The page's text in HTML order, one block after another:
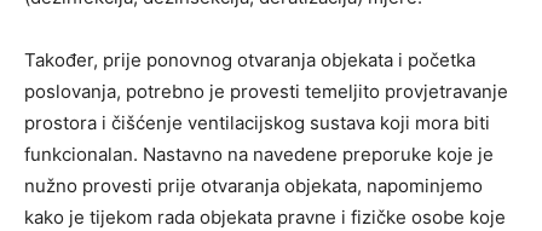
Također, prije ponovnog otvaranja objekata i početka
poslovanja, potrebno je provesti temeljito provjetravanje
prostora i čišćenje ventilacijskog sustava koji mora biti
funkcionalan. Nastavno na navedene preporuke koje je
nužno provesti prije otvaranja objekata, napominjemo
kako je tijekom rada objekata pravne i fizičke osobe koje